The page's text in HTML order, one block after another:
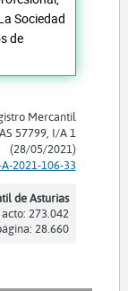
Sociedad
de
Mercantil
57799, I/A 1
(28/05/2021)
2021-106-33
de Asturias
273.042
28.660